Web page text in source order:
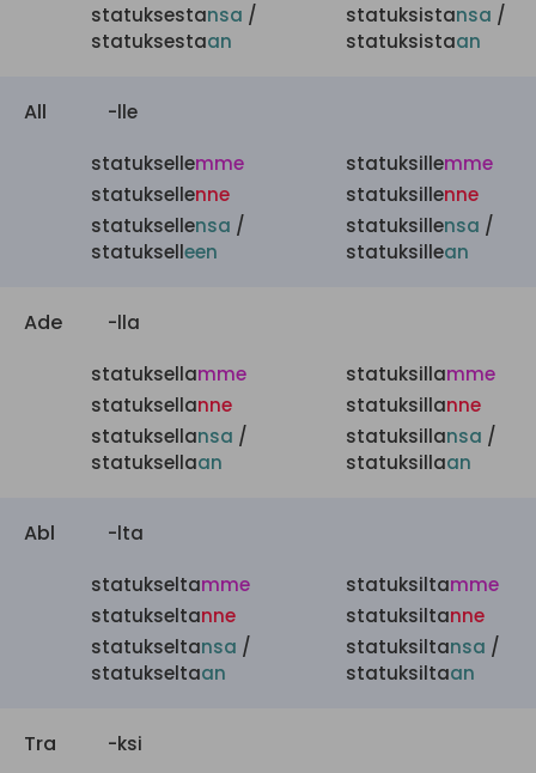
statuksestansa /
statuksestaan
statuksistansa /
statuksistaan
All -lle
statuksellemme
statuksellenne
statuksellensa /
statukselleen
statuksillemme
statuksillenne
statuksillensa /
statuksillean
Ade -lla
statuksellamme
statuksellanne
statuksellansa /
statuksellaan
statuksillamme
statuksillanne
statuksillansa /
statuksillaan
Abl -lta
statukseltamme
statukseltanne
statukseltansa /
statukseltaan
statuksiltamme
statuksiltanne
statuksiltansa /
statuksiltaan
Tra -ksi